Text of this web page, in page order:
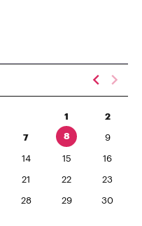
1 2
7 8 9
14 15 16
21 22 23
28 29 30